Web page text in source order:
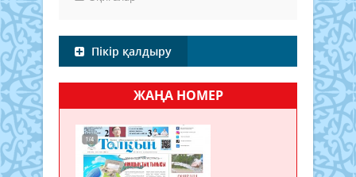
Пікір қалдыру
ЖАҢА НОМЕР